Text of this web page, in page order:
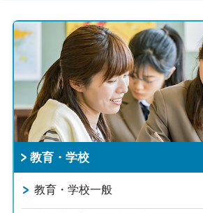
教育・学校
教育・学校一般